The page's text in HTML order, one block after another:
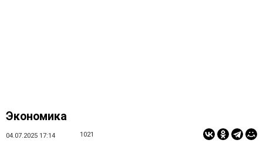
Экономика
04.07.2025 17:14 1021